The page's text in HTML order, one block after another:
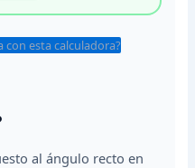
esta calculadora?
al ángulo recto en